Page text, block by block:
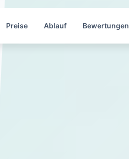
Preise Ablauf Bewertungen